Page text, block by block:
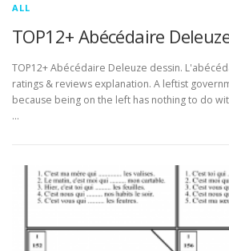
ALL
TOP12+ Abécédaire
TOP12+ Abécédaire Deleuze dessin.
ratings & reviews explanation. A leftist
because being on the left has nothing to do
…